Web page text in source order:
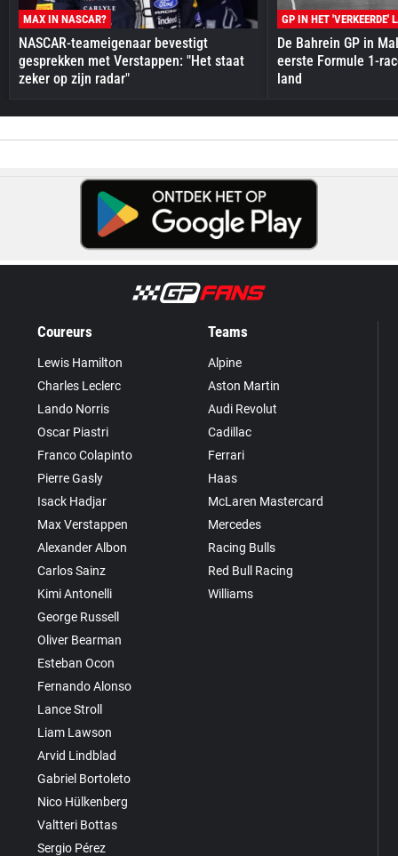
MAX IN NASCAR?
NASCAR-teameigenaar bevestigt
gesprekken met Verstappen: "Het staat
zeker op zijn radar"
GP IN HET 'VERKEERDE'
De Bahrein GP in
eerste Formule 1-
land
Coureurs
Lewis Hamilton
Charles Leclerc
Lando Norris
Oscar Piastri
Franco Colapinto
Pierre Gasly
Isack Hadjar
Max Verstappen
Alexander Albon
Carlos Sainz
Kimi Antonelli
George Russell
Oliver Bearman
Esteban Ocon
Fernando Alonso
Lance Stroll
Liam Lawson
Arvid Lindblad
Gabriel Bortoleto
Nico Hülkenberg
Valtteri Bottas
Sergio Pérez
Teams
Alpine
Aston Martin
Audi Revolut
Cadillac
Ferrari
Haas
McLaren Mastercard
Mercedes
Racing Bulls
Red Bull Racing
Williams